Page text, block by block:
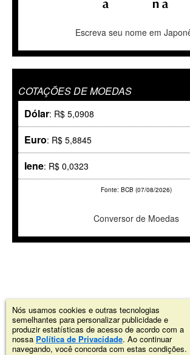
Escreva seu nome em
COTAÇÕES DE MOEDAS
Dólar: R$ 5,0908
Euro: R$ 5,8845
Iene: R$ 0,0323
Fonte: BCB (07/08/2026)
Conversor de Moedas
Nós usamos cookies e outras tecnologias
semelhantes para personalizar publicidade e
produzir estatísticas de acesso de acordo com a
nossa Política de Privacidade. Ao continuar
navegando, você concorda com estas condições.